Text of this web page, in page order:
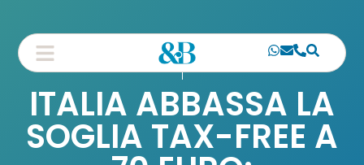
ITALIA ABBASSA LA
SOGLIA TAX-FREE A